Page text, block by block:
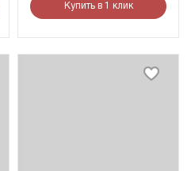
Купить в 1 клик